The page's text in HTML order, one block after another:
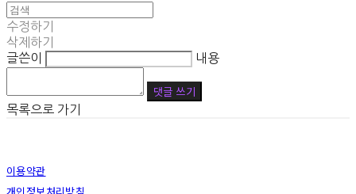
수정하기
삭제하기
글쓴이
내용
댓글 쓰기
목록으로 가기
이용약관